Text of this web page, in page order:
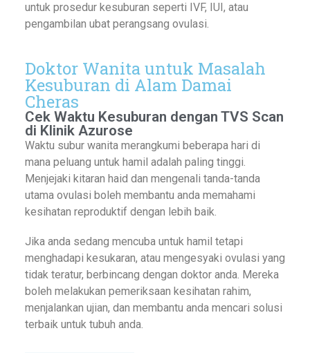
untuk prosedur kesuburan seperti IVF, IUI, atau
pengambilan ubat perangsang ovulasi.
Doktor Wanita untuk Masalah
Kesuburan di Alam Damai
Cheras
Cek Waktu Kesuburan dengan TVS Scan
di Klinik Azurose
Waktu subur wanita merangkumi beberapa hari di
mana peluang untuk hamil adalah paling tinggi.
Menjejaki kitaran haid dan mengenali tanda-tanda
utama ovulasi boleh membantu anda memahami
kesihatan reproduktif dengan lebih baik.
Jika anda sedang mencuba untuk hamil tetapi
menghadapi kesukaran, atau mengesyaki ovulasi yang
tidak teratur, berbincang dengan doktor anda. Mereka
boleh melakukan pemeriksaan kesihatan rahim,
menjalankan ujian, dan membantu anda mencari solusi
terbaik untuk tubuh anda.